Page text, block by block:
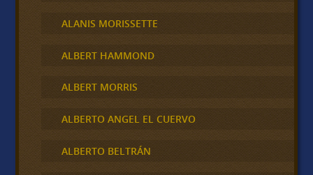
ALANIS MORISSETTE
ALBERT HAMMOND
ALBERT MORRIS
ALBERTO ANGEL EL CUERVO
ALBERTO BELTRÁN